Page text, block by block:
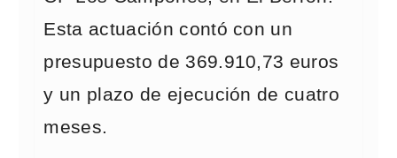
Esta actuación contó con un
presupuesto de 369.910,73 euros
y un plazo de ejecución de cuatro
meses.